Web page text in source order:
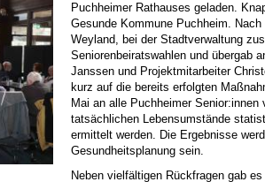
Puchheimer Rathauses geladen.
Gesunde Kommune Puchheim.
Weyland, bei der Stadtverwaltung
Seniorenbeiratswahlen und übergab
Janssen und Projektmitarbeiter
kurz auf die bereits erfolgten
Mai an alle Puchheimer
tatsächlichen Lebensumstände
ermittelt werden. Die Ergebnisse
Gesundheitsplanung sein.
Neben vielfältigen Rückfragen gab